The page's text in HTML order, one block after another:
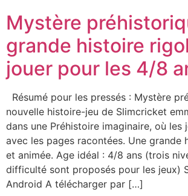
Mystère
grande histoire
jouer pour les 4/8
Résumé pour les pressés : Mystère
nouvelle histoire-jeu de Slimcricket
dans une Préhistoire imaginaire, où les
avec les pages racontées. Une grande
et animée. Age idéal : 4/8 ans (trois
difficulté sont proposés pour les jeux)
Android A télécharger par […]